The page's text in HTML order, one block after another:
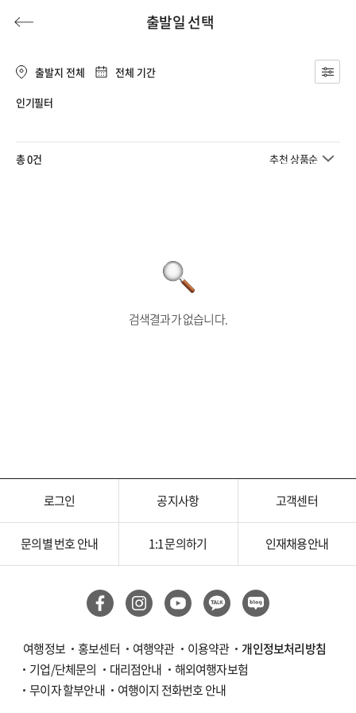
출발일 선택
출발지 전체 전체 기간
인기필터
총 0건 추천 상품순
검색결과가 없습니다.
로그인 공지사항 고객센터
문의별 번호 안내 1:1 문의하기 인재채용안내
여행정보 홍보센터 여행약관 이용약관
개인정보처리방침
기업/단체문의
대리점안내
해외여행자보험
무이자 할부안내
여행이지 전화번호 안내